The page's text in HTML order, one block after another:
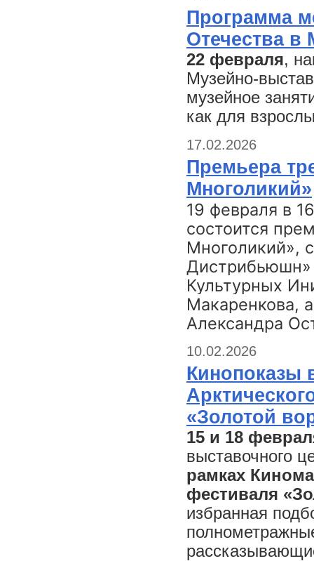
Программа
Отечества в
22 февраля,
Музейно-
музейное
как для
17.02.2026
Премьера
Многоликий»
19 февраля в
состоится
Многоликий»,
Дистрибьюшн»
Культурных
Макаренкова,
Александра
10.02.2026
Кинопоказы
«Золотой
15 и 18
выставочного
рамках
фестиваля
избранная